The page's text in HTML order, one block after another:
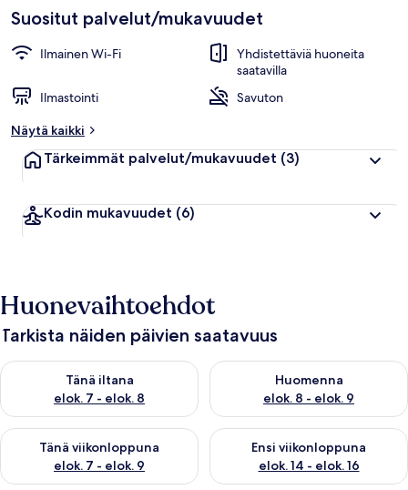
suosikki
u
u
a
o
u
j
Suositut palvelut/mukavuudet
Ilmainen Wi-Fi
Yhdistettäviä huoneita
saatavilla
Ilmastointi
Savuton
Näytä kaikki
Tärkeimmät palvelut/mukavuudet (3)
Kodin mukavuudet (6)
Huonevaihtoehdot
Tarkista näiden päivien saatavuus
Tänä iltana
elok. 7 - elok. 8
Tarkista tämän illan saatavuus elok. 7 - elok. 8
Huomenna
elok. 8 - elok. 9
Tarkista huomisen saatavuus
Tänä viikonloppuna
elok. 7 - elok. 9
Tarkista tämän viikonlopun saatavuus elok. 7 - elok. 9
Ensi viikonloppuna
elok. 14 - elok. 16
Tarkista ensi viikonlopun